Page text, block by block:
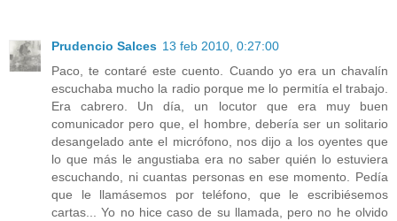
Prudencio Salces 13 feb 2010, 0:27:00
Paco, te contaré este cuento. Cuando yo era un chavalín
escuchaba mucho la radio porque me lo permitía el trabajo.
Era cabrero. Un día, un locutor que era muy buen
comunicador pero que, el hombre, debería ser un solitario
desangelado ante el micrófono, nos dijo a los oyentes que
lo que más le angustiaba era no saber quién lo estuviera
escuchando, ni cuantas personas en ese momento. Pedía
que le llamásemos por teléfono, que le escribiésemos
cartas... Yo no hice caso de su llamada, pero no he olvido